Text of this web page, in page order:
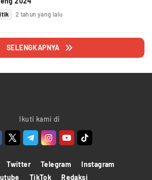
2 tahun yang lalu
SELENGKAPNYA
Ikuti kami di
Twitter Telegram
Instagram
TikTok Redaksi